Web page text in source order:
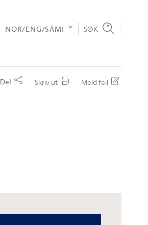
NOR/ENG/SÁMI SØK
Del Skriv ut Meld feil